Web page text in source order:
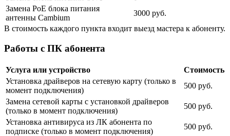
Замена PoE блока питания
антенны Cambium
3000 руб.
В стоимость каждого пункта входит выезд мастера к абоненту.
Работы с ПК абонента
Услуга или устройство
Стоимость
Установка драйверов на сетевую карту (только в
момент подключения)
500 руб.
Замена сетевой карты с установкой драйверов
(только в момент подключения)
500 руб.
Установка антивируса из ЛК абонента по
подписке (только в момент подключения)
500 руб.